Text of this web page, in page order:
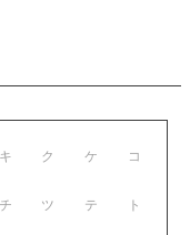
キ ク ケ コ
チ ツ テ ト